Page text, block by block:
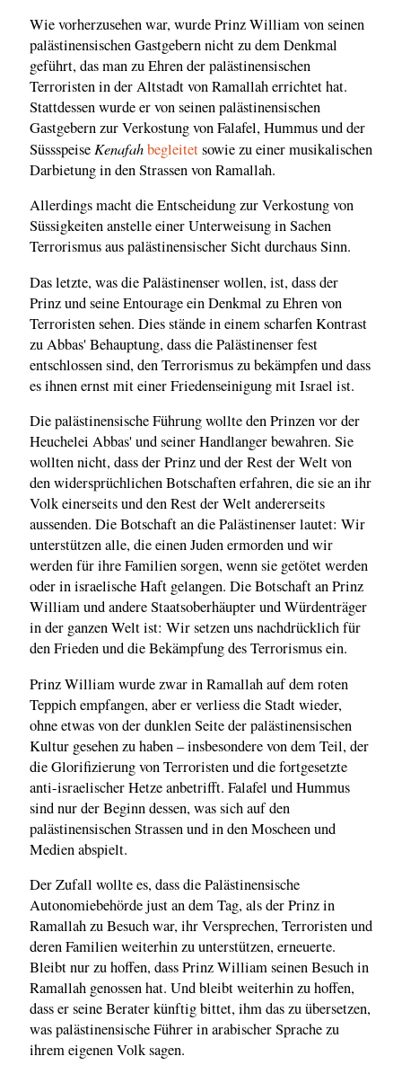
Wie vorherzusehen war, wurde Prinz William von seinen
palästinensischen Gastgebern nicht zu dem Denkmal
geführt, das man zu Ehren der palästinensischen
Terroristen in der Altstadt von Ramallah errichtet hat.
Stattdessen wurde er von seinen palästinensischen
Gastgebern zur Verkostung von Falafel, Hummus und der
Süssspeise Kenafahbegleitetsowie zu einer musikalischen
Darbietung in den Strassen von Ramallah.
Allerdings macht die Entscheidung zur Verkostung von
Süssigkeiten anstelle einer Unterweisung in Sachen
Terrorismus aus palästinensischer Sicht durchaus Sinn.
Das letzte, was die Palästinenser wollen, ist, dass der
Prinz und seine Entourage ein Denkmal zu Ehren von
Terroristen sehen. Dies stände in einem scharfen Kontrast
zu Abbas' Behauptung, dass die Palästinenser fest
entschlossen sind, den Terrorismus zu bekämpfen und dass
es ihnen ernst mit einer Friedenseinigung mit Israel ist.
Die palästinensische Führung wollte den Prinzen vor der
Heuchelei Abbas' und seiner Handlanger bewahren. Sie
wollten nicht, dass der Prinz und der Rest der Welt von
den widersprüchlichen Botschaften erfahren, die sie an ihr
Volk einerseits und den Rest der Welt andererseits
aussenden. Die Botschaft an die Palästinenser lautet: Wir
unterstützen alle, die einen Juden ermorden und wir
werden für ihre Familien sorgen, wenn sie getötet werden
oder in israelische Haft gelangen. Die Botschaft an Prinz
William und andere Staatsoberhäupter und Würdenträger
in der ganzen Welt ist: Wir setzen uns nachdrücklich für
den Frieden und die Bekämpfung des Terrorismus ein.
Prinz William wurde zwar in Ramallah auf dem roten
Teppich empfangen, aber er verliess die Stadt wieder,
ohne etwas von der dunklen Seite der palästinensischen
Kultur gesehen zu haben – insbesondere von dem Teil, der
die Glorifizierung von Terroristen und die fortgesetzte
anti-israelischer Hetze anbetrifft. Falafel und Hummus
sind nur der Beginn dessen, was sich auf den
palästinensischen Strassen und in den Moscheen und
Medien abspielt.
Der Zufall wollte es, dass die Palästinensische
Autonomiebehörde just an dem Tag, als der Prinz in
Ramallah zu Besuch war, ihr Versprechen, Terroristen und
deren Familien weiterhin zu unterstützen, erneuerte.
Bleibt nur zu hoffen, dass Prinz William seinen Besuch in
Ramallah genossen hat. Und bleibt weiterhin zu hoffen,
dass er seine Berater künftig bittet, ihm das zu übersetzen,
was palästinensische Führer in arabischer Sprache zu
ihrem eigenen Volk sagen.